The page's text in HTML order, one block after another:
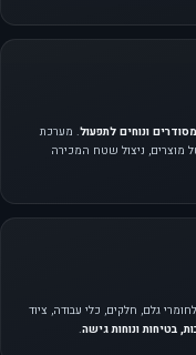
ונוחים לתפעול. מערכת
מוצרים, ניצול שטח המכירה
גלם, חלקים, כלי עבודה, ציוד
בטיחות ונוחות גישה.